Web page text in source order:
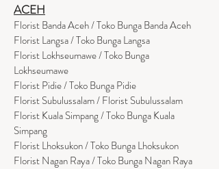
ACEH
Florist Banda Aceh / Toko Bunga Banda Aceh
Florist Langsa / Toko Bunga Langsa
Florist Lokhseumawe / Toko Bunga
Lokhseumawe
Florist Pidie / Toko Bunga Pidie
Florist Subulussalam / Florist Subulussalam
Florist Kuala Simpang / Toko Bunga Kuala
Simpang
Florist Lhoksukon / Toko Bunga Lhoksukon
Florist Nagan Raya / Toko Bunga Nagan Raya